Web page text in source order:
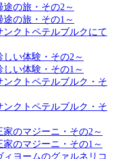
途の旅・その2～
途の旅・その1～
ンクトペテルブルクにて
しい体験・その2～
しい体験・その1～
ンクトペテルブルク・そ
ンクトペテルブルク・そ
家のマジーニ・その2～
家のマジーニ・その1～
ィヨームのグァルネリコ